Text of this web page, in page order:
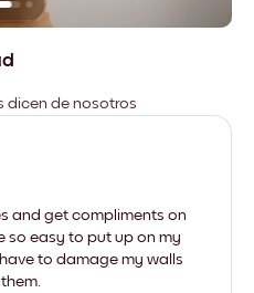
dicen de nosotros
and get compliments on
so easy to put up on my
to damage my walls